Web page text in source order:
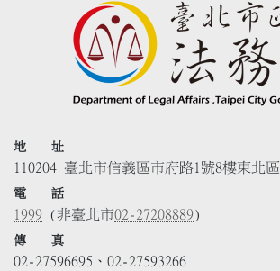
地 址
110204 臺北市信義區市府路1號8樓東北區
電 話
1999 (非臺北市02-27208889)
傳 真
02-27596695、02-27593266